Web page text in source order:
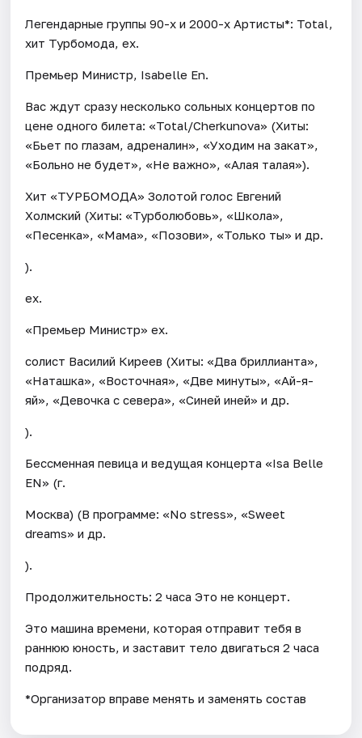
Легендарные группы 90-х и 2000-х Артисты*: Total,
хит Турбомода, ex.
Премьер Министр, Isabelle En.
Вас ждут сразу несколько сольных концертов по
цене одного билета: «Total/Cherkunova» (Хиты:
«Бьет по глазам, адреналин», «Уходим на закат»,
«Больно не будет», «Не важно», «Алая талая»).
Хит «ТУРБОМОДА» Золотой голос Евгений
Холмский (Хиты: «Турболюбовь», «Школа»,
«Песенка», «Мама», «Позови», «Только ты» и др.
).
ex.
«Премьер Министр» ex.
солист Василий Киреев (Хиты: «Два бриллианта»,
«Наташка», «Восточная», «Две минуты», «Ай-я-
яй», «Девочка с севера», «Синей иней» и др.
).
Бессменная певица и ведущая концерта «Isa Belle
EN» (г.
Москва) (В программе: «No stress», «Sweet
dreams» и др.
).
Продолжительность: 2 часа Это не концерт.
Это машина времени, которая отправит тебя в
раннюю юность, и заставит тело двигаться 2 часа
подряд.
*Организатор вправе менять и заменять состав